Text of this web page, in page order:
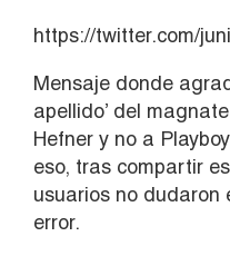
https://twitter.com/
Mensaje donde
apellido’ del
Hefner y no a
eso, tras compartir
usuarios no dudaron
error.